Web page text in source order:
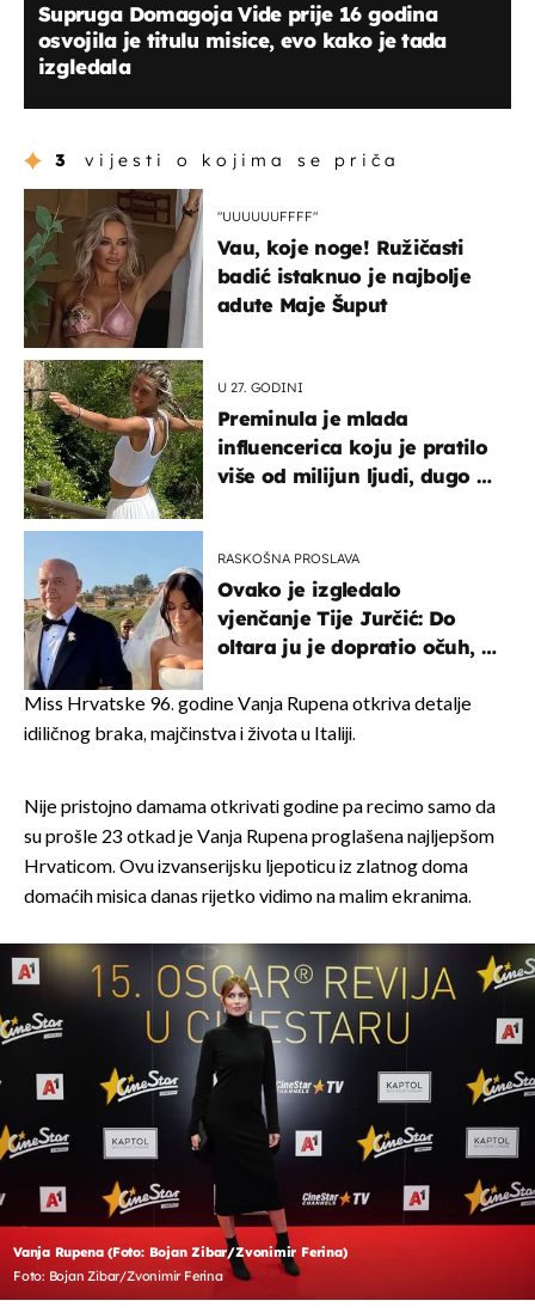
Supruga Domagoja Vide prije 16 godina
osvojila je titulu misice, evo kako je tada
izgledala
3 vijesti o kojima se priča
"UUUUUUFFFF"
Vau, koje noge! Ružičasti
badić istaknuo je najbolje
adute Maje Šuput
U 27. GODINI
Preminula je mlada
influencerica koju je pratilo
više od milijun ljudi, dugo se
RASKOŠNA PROSLAVA
Ovako je izgledalo
vjenčanje Tije Jurčić: Do
oltara ju je dopratio očuh, a
Miss Hrvatske 96. godine Vanja Rupena otkriva detalje
idiličnog braka, majčinstva i života u Italiji.
Nije pristojno damama otkrivati godine pa recimo samo da
su prošle 23 otkad je Vanja Rupena proglašena najljepšom
Hrvaticom. Ovu izvanserijsku ljepoticu iz zlatnog doma
domaćih misica danas rijetko vidimo na malim ekranima.
Vanja Rupena (Foto: Bojan Zibar/Zvonimir Ferina)
Foto: Bojan Zibar/Zvonimir Ferina